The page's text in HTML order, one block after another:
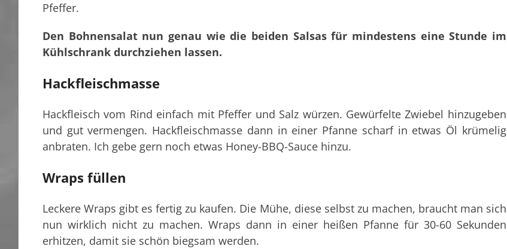
Pfeffer.
Den Bohnensalat nun genau wie die beiden Salsas für mindestens eine Stunde im
Kühlschrank durchziehen lassen.
Hackfleischmasse
Hackfleisch vom Rind einfach mit Pfeffer und Salz würzen. Gewürfelte Zwiebel hinzugeben
und gut vermengen. Hackfleischmasse dann in einer Pfanne scharf in etwas Öl krümelig
anbraten. Ich gebe gern noch etwas Honey-BBQ-Sauce hinzu.
Wraps füllen
Leckere Wraps gibt es fertig zu kaufen. Die Mühe, diese selbst zu machen, braucht man sich
nun wirklich nicht zu machen. Wraps dann in einer heißen Pfanne für 30-60 Sekunden
erhitzen, damit sie schön biegsam werden.